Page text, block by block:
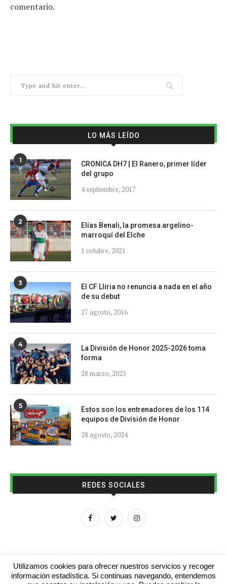
comentario.
LO MÁS LEÍDO
1
CRONICA DH7 | El Ranero, primer líder
del grupo
4 septiembre, 2017
2
Elías Benali, la promesa argelino-
marroquí del Elche
1 octubre, 2021
3
El CF Llíria no renuncia a nada en el año
de su debut
27 agosto, 2016
4
La División de Honor 2025-2026 toma
forma
28 marzo, 2025
5
Estos son los entrenadores de los 114
equipos de División de Honor
28 agosto, 2024
REDES SOCIALES
Utilizamos cookies para ofrecer nuestros servicios y recoger
información estadística. Si continuas navegando, entendemos